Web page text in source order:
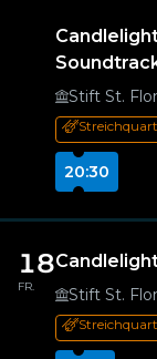
Stift St.
20:30
18
FR. Stift St.